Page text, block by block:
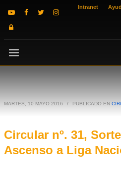
Intranet
MARTES, 10 MAYO 2016 / PUBLICADO EN
Circular nº. 31,
Ascenso a Liga